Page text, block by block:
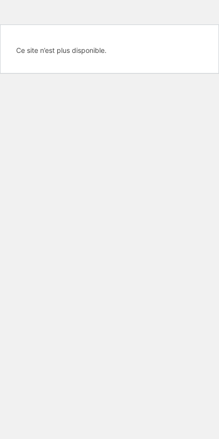
Ce site n’est plus disponible.